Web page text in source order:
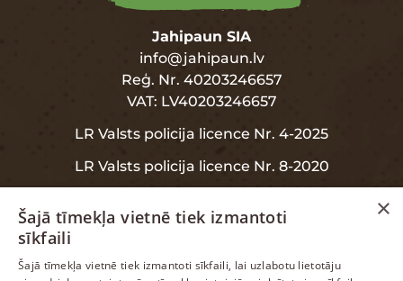
Jahipaun SIA
info@jahipaun.lv
Reģ. Nr. 40203246657
VAT: LV40203246657
LR Valsts policija licence Nr. 4-2025
LR Valsts policija licence Nr. 8-2020
INFORMĀCIJA
×
Šajā tīmekļa vietnē tiek izmantoti
sīkfaili
Šajā tīmekļa vietnē tiek izmantoti sīkfaili, lai uzlabotu lietotāju